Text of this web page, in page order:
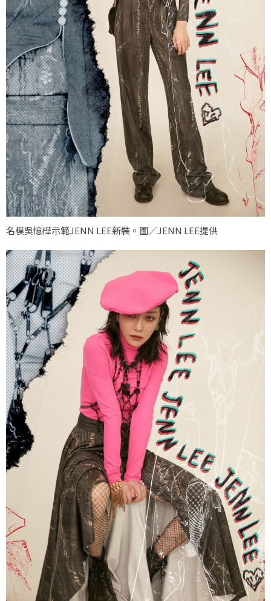
名模吳憶樺示範JENN LEE新裝。圖／JENN LEE提供